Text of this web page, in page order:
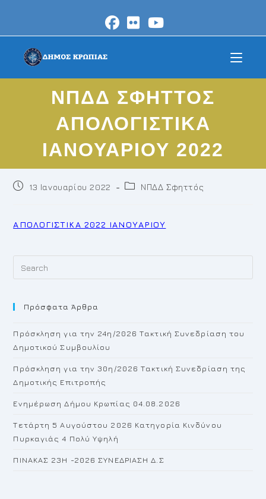
content
ΝΠΔΔ ΣΦΗΤΤΟΣ
ΑΠΟΛΟΓΙΣΤΙΚΑ
ΙΑΝΟΥΑΡΙΟΥ 2022
Post13 Ιανουαρίου 2022
PostΝΠΔΔ Σφηττός
ΑΠΟΛΟΓΙΣΤΙΚΑ 2022 ΙΑΝΟΥΑΡΙΟΥ
Πρόσφατα Άρθρα
Πρόσκληση για την 24η/2026 Τακτική Συνεδρίαση του
Δημοτικού Συμβουλίου
Πρόσκληση για την 30η/2026 Τακτική Συνεδρίαση της
Δημοτικής Επιτροπής
Ενημέρωση Δήμου Κρωπίας 04.08.2026
Τετάρτη 5 Αυγούστου 2026 Κατηγορία Κινδύνου
Πυρκαγιάς 4 Πολύ Υψηλή
ΠΙΝΑΚΑΣ 23H -2026 ΣΥΝΕΔΡΙΑΣΗ Δ.Σ